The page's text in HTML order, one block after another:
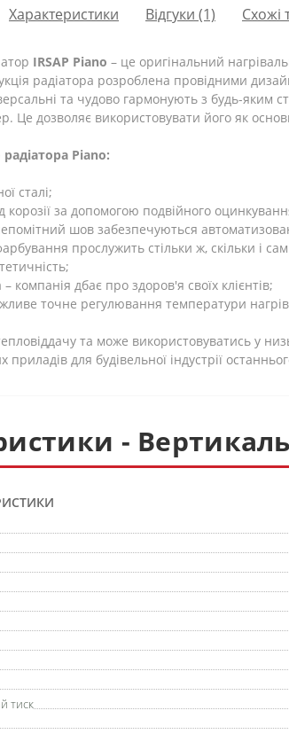
Характеристики Відгуки (1) Схожі
IRSAP Piano – це оригінальний
радіатора розроблена провідними
та чудово гармонують з будь-
Це дозволяє використовувати його як
Piano:
сталі;
корозії за допомогою подвійного
шов забезпечуються
прослужить стільки ж, скільки і
– компанія дбає про здоров'я своїх клієнтів;
точне регулювання температури
та може використовуватись у
приладів для будівельної індустрії
-
тиск